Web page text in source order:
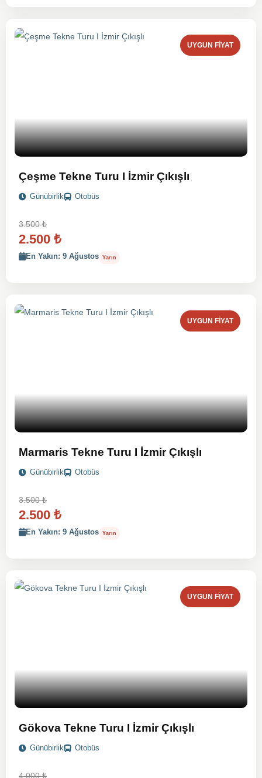
UYGUN FIYAT
Çeşme Tekne Turu I İzmir Çıkışlı
Günübirlik Otobüs
3.500₺
2.500 ₺
En Yakın: 9 Ağustos Yarın
UYGUN FIYAT
Marmaris Tekne Turu I İzmir Çıkışlı
Günübirlik Otobüs
3.500₺
2.500 ₺
En Yakın: 9 Ağustos Yarın
UYGUN FIYAT
Gökova Tekne Turu I İzmir Çıkışlı
Günübirlik Otobüs
4.000₺